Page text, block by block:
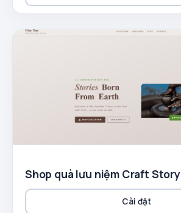
Shop quà lưu niệm Craft Story
Cài đặt